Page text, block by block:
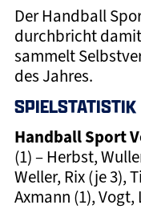
Der Handball
durchbricht
sammelt
des Jahres.
SPIELSTATISTIK
Handball Sport
(1) – Herbst,
Weller, Rix (je 3),
Axmann (1), Vogt,